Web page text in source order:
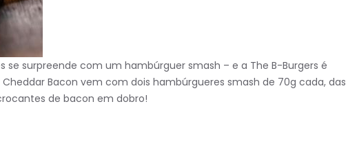
se surpreende com um hambúrguer smash – e a The B-Burgers é
Cheddar Bacon vem com dois hambúrgueres smash de 70g cada, das
de bacon em dobro!